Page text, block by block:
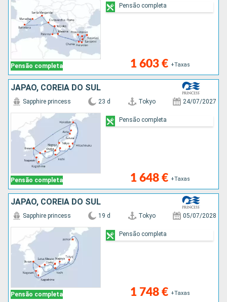
Pensão completa 1 603 € +Taxas
Pensão completa
JAPÃO, COREIA DO SUL
Pensão completa
Sapphire princess 23 d Tokyo 24/07/2027
1 648 € +Taxas
Pensão completa
JAPÃO, COREIA DO SUL
Pensão completa
Sapphire princess 19 d Tokyo 05/07/2028
1 748 € +Taxas
Pensão completa